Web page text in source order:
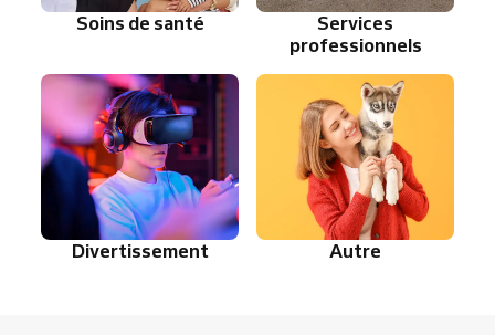
Soins de santé
Services
professionnels
Divertissement Autre